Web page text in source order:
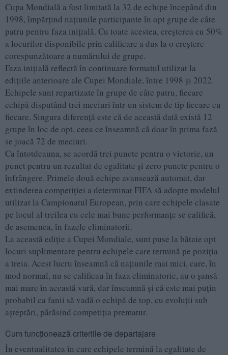
Cupa Mondială a fost limitată la 32 de echipe începând din
1998, împărțind națiunile participante în opt grupe de câte
patru pentru faza inițială. Cu toate acestea, creșterea cu 50%
a locurilor disponibile prin calificare a dus la o creștere
corespunzătoare a numărului de grupe.
Faza inițială reflectă în continuare formatul utilizat la
edițiile anterioare ale Cupei Mondiale, între 1998 și 2022.
Echipele sunt repartizate în grupe de câte patru, fiecare
echipă disputând trei meciuri într-un sistem de tip fiecare cu
fiecare. Singura diferență este că de această dată există 12
grupe în loc de opt, ceea ce înseamnă că doar în prima fază
se joacă 72 de meciuri.
Ca întotdeauna, se acordă trei puncte pentru o victorie, un
punct pentru un rezultat de egalitate și zero puncte pentru o
înfrângere. Primele două echipe avansează automat, dar
extinderea competiției a determinat FIFA să adopte modelul
utilizat la Campionatul European, prin care echipele clasate
pe locul al treilea cu cele mai bune performanțe se califică,
de asemenea, în fazele eliminatorii.
La această ediție a Cupei Mondiale, sunt puse la bătaie opt
locuri suplimentare pentru echipele care termină pe poziția
a treia. Acest lucru înseamnă că națiunile mai mici, care, în
mod normal, nu se calificau în faza eliminatorie, au o șansă
mai mare în această vară, dar înseamnă și că este mai puțin
probabil ca fanii să vadă o echipă de top, cu evoluții sub
așteptări, părăsind competiția prematur.
Cum funcționează criteriile de departajare
În eventualitatea în care echipele termină la egalitate de